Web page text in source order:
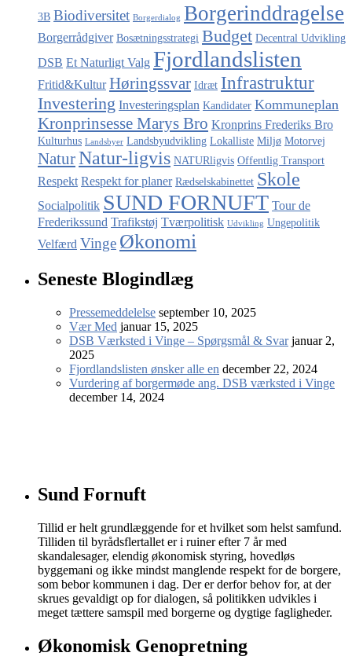
3B Biodiversitet Borgerdialog Borgerinddragelse
Borgerrådgiver Bosætningsstrategi Budget Decentral Udvikling
DSB Et Naturligt Valg Fjordlandslisten
Fritid&Kultur Høringssvar Idræt Infrastruktur
Investering Investeringsplan Kandidater Kommuneplan
Kronprinsesse Marys Bro Kronprins Frederiks Bro
Kulturhus Landsbyer Landsbyudvikling Lokalliste Miljø Motorvej
NaturNatur-ligvis NATURligvis Offentlig Transport
Respekt Respekt for planer Rædselskabinettet Skole
Socialpolitik SUND FORNUFT Tour de
Frederikssund Trafikstøj Tværpolitisk Udvikling Ungepolitik
Velfærd Vinge Økonomi
Seneste Blogindlæg
Pressemeddelelse september 10, 2025
Vær Med januar 15, 2025
DSB Værksted i Vinge – Spørgsmål & Svar januar 2,
2025
Fjordlandslisten ønsker alle en december 22, 2024
Vurdering af borgermøde ang. DSB værksted i Vinge
december 14, 2024
Sund Fornuft
Tillid er helt grundlæggende for et hvilket som helst samfund.
Tilliden til byrådsflertallet er i ruiner efter 7 år med
skandalesager, elendig økonomisk styring, hovedløs
byggemani og ikke mindst manglende respekt for de borgere,
som bebor kommunen i dag. Der er derfor behov for, at der
skrues gevaldigt op for dialogen, så politikken udvikles i
meget tættere samspil med borgerne og dygtige fagligheder.
Økonomisk Genopretning